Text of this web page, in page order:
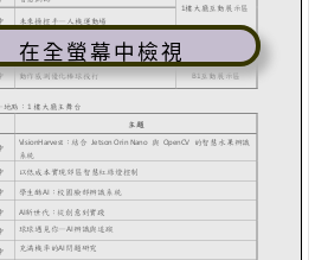
在全螢幕中檢視